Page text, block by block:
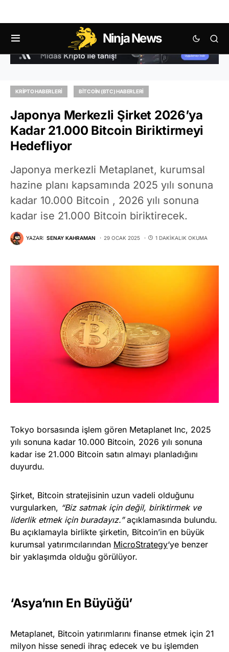
Ninja News
KRIPTO HABERLERI BITCOIN (BTC) HABERLERI
Japonya Merkezli Şirket 2026’ya
Kadar 21.000 Bitcoin Biriktirmeyi
Hedefliyor
Japonya merkezli Metaplanet, kurumsal
hazine planı kapsamında 2025 yılı sonuna
kadar 10.000 Bitcoin , 2026 yılı sonuna
kadar ise 21.000 Bitcoin biriktirecek.
YAZAR: SENAY KAHRAMAN 29 OCAK 2025 1 DAKIKALIK OKUMA
Tokyo borsasında işlem gören Metaplanet Inc, 2025
yılı sonuna kadar 10.000 Bitcoin, 2026 yılı sonuna
kadar ise 21.000 Bitcoin satın almayı planladığını
duyurdu.
Şirket, Bitcoin stratejisinin uzun vadeli olduğunu
vurgularken, “Biz satmak için değil, biriktirmek ve
liderlik etmek için buradayız.”açıklamasında bulundu.
Bu açıklamayla birlikte şirketin, Bitcoin’in en büyük
kurumsal yatırımcılarından MicroStrategy‘ye benzer
bir yaklaşımda olduğu görülüyor.
‘Asya’nın En Büyüğü’
Metaplanet, Bitcoin yatırımlarını finanse etmek için 21
milyon hisse senedi ihraç edecek ve bu işlemden